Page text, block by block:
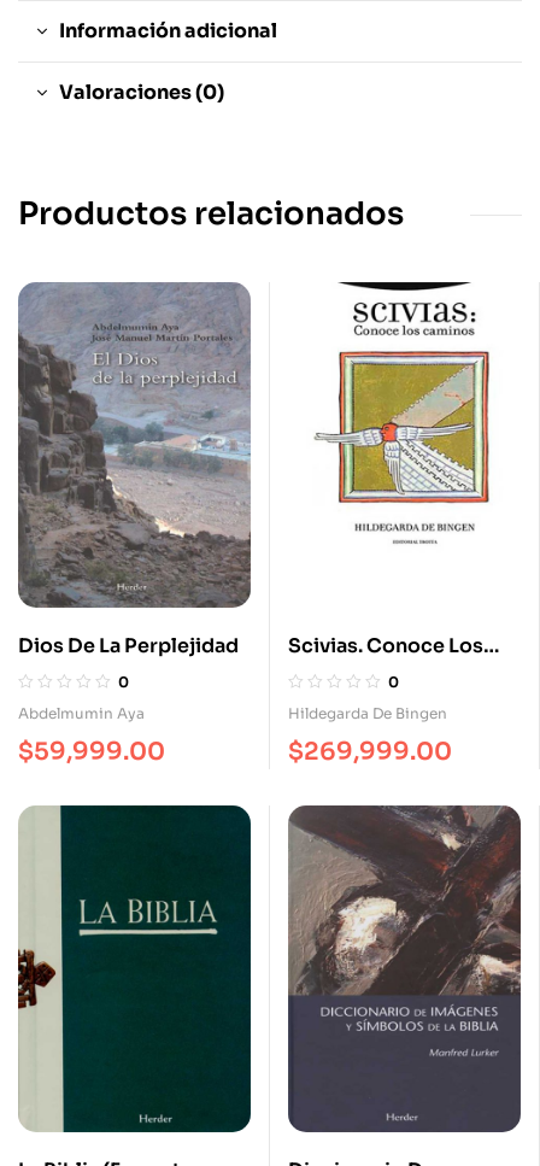
Información adicional
Valoraciones (0)
Productos relacionados
Dios De La Perplejidad
0
Abdelmumin Aya
$59,999.00
Scivias. Conoce Los
Caminos
0
Hildegarda De Bingen
$269,999.00